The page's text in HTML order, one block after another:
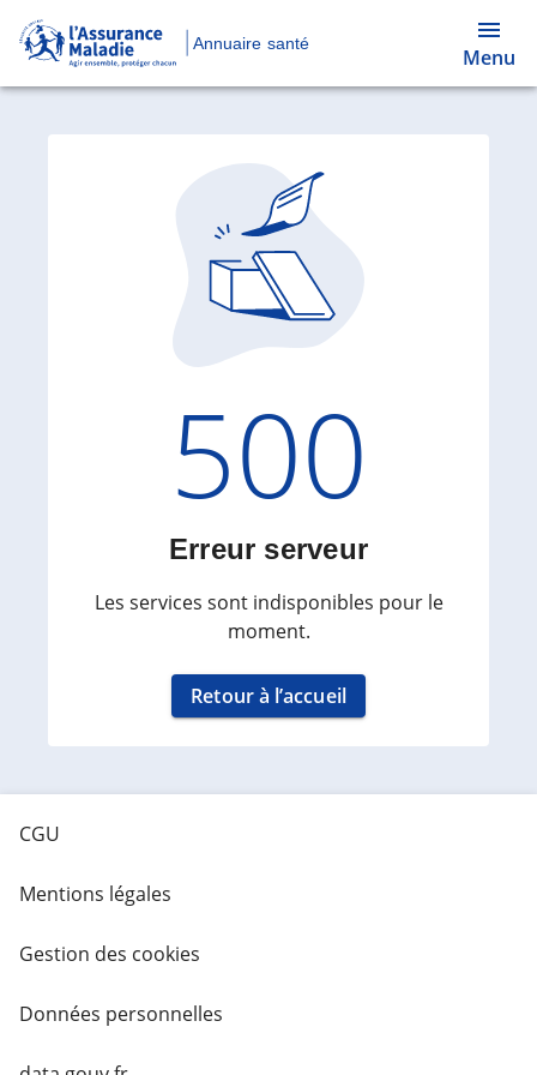
Annuaire santé
Menu
Code
500
Erreur serveur
Les services sont indisponibles pour le
moment.
Retour à l’accueil
CGU
Mentions légales
Gestion des cookies
Données personnelles